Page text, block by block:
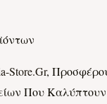
Store.gr,
Που